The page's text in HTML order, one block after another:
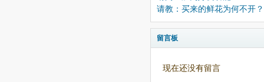
请教：买来的鲜花为何不开？
留言板
现在还没有留言